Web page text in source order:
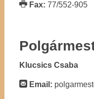
Fax: 77/552-905
Klucsics Csaba
Email: